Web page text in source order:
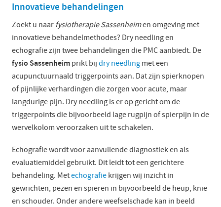
Innovatieve behandelingen
Zoekt u naar fysiotherapie Sassenheimen omgeving met
innovatieve behandelmethodes? Dry needling en
echografie zijn twee behandelingen die PMC aanbiedt. De
fysio Sassenheim prikt bij dry needling met een
acupunctuurnaald triggerpoints aan. Dat zijn spierknopen
of pijnlijke verhardingen die zorgen voor acute, maar
langdurige pijn. Dry needling is er op gericht om de
triggerpoints die bijvoorbeeld lage rugpijn of spierpijn in de
wervelkolom veroorzaken uit te schakelen.
Echografie wordt voor aanvullende diagnostiek en als
evaluatiemiddel gebruikt. Dit leidt tot een gerichtere
behandeling. Metechografie krijgen wij inzicht in
gewrichten, pezen en spieren in bijvoorbeeld de heup, knie
en schouder. Onder andere weefselschade kan in beeld